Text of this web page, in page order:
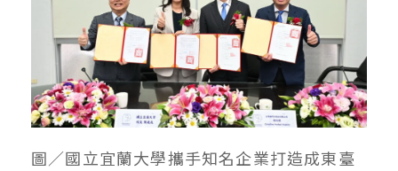
圖／國立宜蘭大學攜手知名企業打造成東臺